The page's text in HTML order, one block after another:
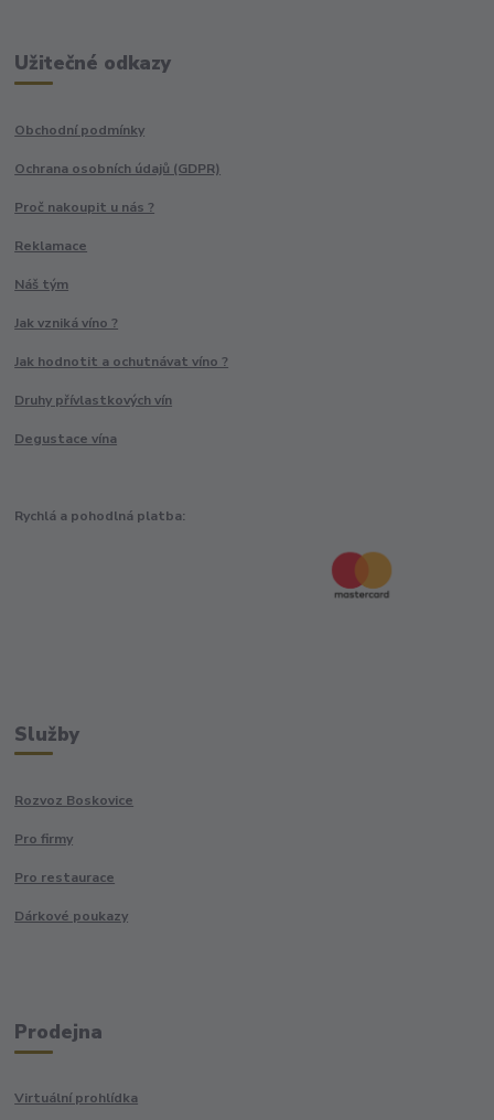
Užitečné odkazy
Obchodní podmínky
Ochrana osobních údajů (GDPR)
Proč nakoupit u nás ?
Reklamace
Náš tým
Jak vzniká víno ?
Jak hodnotit a ochutnávat víno ?
Druhy přívlastkových vín
Degustace vína
Rychlá a pohodlná platba:
Služby
Rozvoz Boskovice
Pro firmy
Pro restaurace
Dárkové poukazy
Prodejna
Virtuální prohlídka